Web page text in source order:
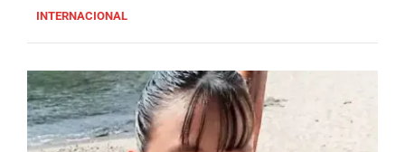
INTERNACIONAL